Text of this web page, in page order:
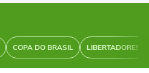
COPA DO BRASIL LIBERTADORES